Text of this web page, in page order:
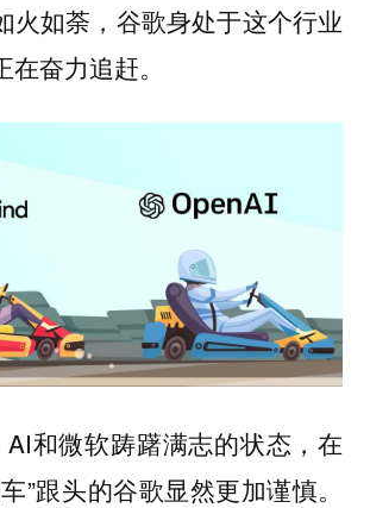
火如荼，谷歌身处于这个行业
奋力追赶。
AI和微软踌躇满志的状态，在
”跟头的谷歌显然更加谨慎。